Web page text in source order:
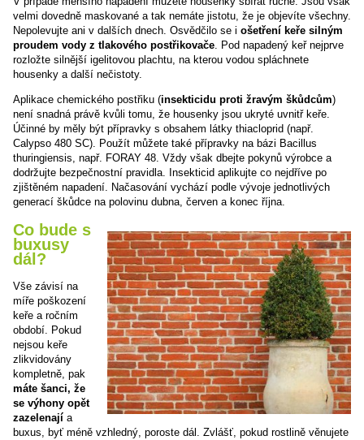
velmi dovedně maskované a tak nemáte jistotu, že je objevíte všechny.
Nepolevujte ani v dalších dnech. Osvědčilo se i ošetření keře silným
proudem vody z tlakového postřikovače . Pod napadený keř nejprve
rozložte silnější igelitovou plachtu, na kterou vodou spláchnete
housenky a další nečistoty.
Aplikace chemického postřiku (insekticidu proti žravým škůdcům)
není snadná právě kvůli tomu, že housenky jsou ukryté uvnitř keře.
Účinné by měly být přípravky s obsahem látky thiacloprid (např.
Calypso 480 SC). Použít můžete také přípravky na bázi Bacillus
thuringiensis, např. FORAY 48. Vždy však dbejte pokynů výrobce a
dodržujte bezpečnostní pravidla. Insekticid aplikujte co nejdříve po
zjištěném napadení. Načasování vychází podle vývoje jednotlivých
generací škůdce na polovinu dubna, červen a konec října.
Co bude s
buxusy
dál?
Vše závisí na
míře poškození
keře a ročním
období. Pokud
nejsou keře
zlikvidovány
kompletně, pak
máte šanci, že
se výhony opět
zazelenají a
buxus, byť méně vzhledný, poroste dál. Zvlášť, pokud rostlině věnujete